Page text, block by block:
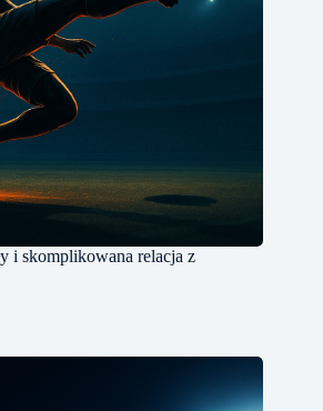
i skomplikowana relacja z